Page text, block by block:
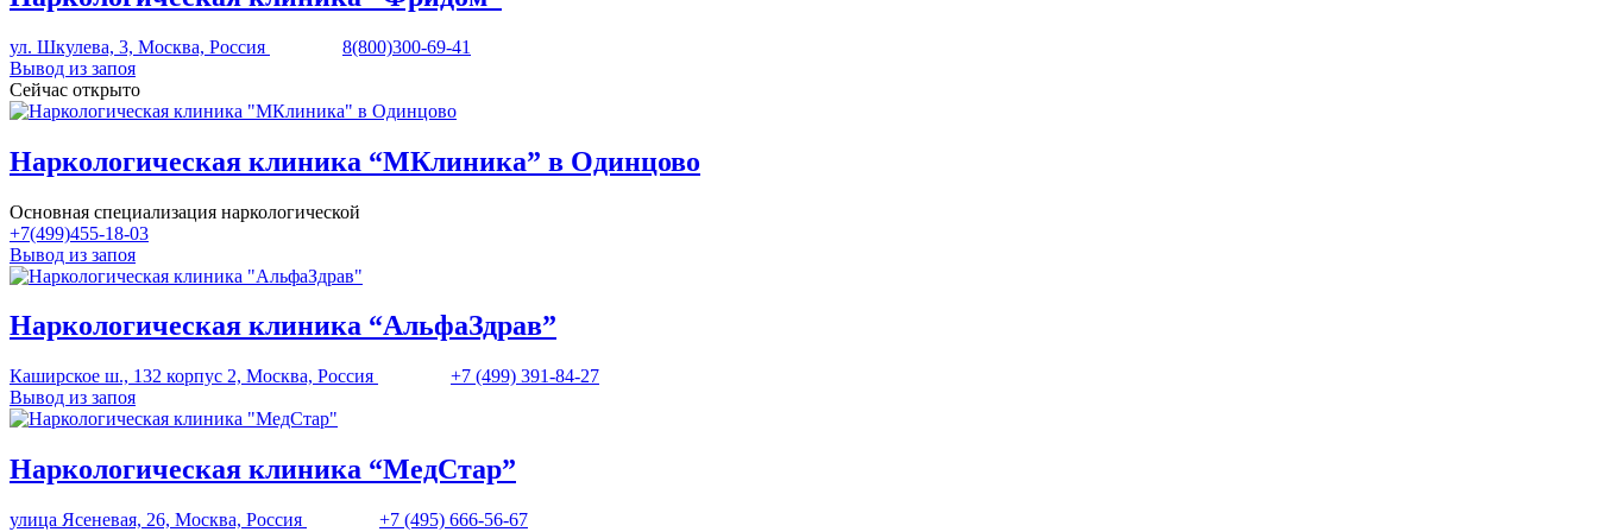
ул. Шкулева, 3, Москва, Россия
8(800)300-69-41
Вывод из запоя
Сейчас открыто
Наркологическая клиника “МКлиника” в Одинцово
Основная специализация наркологической
+7(499)455-18-03
Вывод из запоя
Наркологическая клиника “АльфаЗдрав”
Каширское ш., 132 корпус 2, Москва, Россия
+7 (499) 391-84-27
Вывод из запоя
Наркологическая клиника “МедСтар”
улица Ясеневая, 26, Москва, Россия
+7 (495) 666-56-67